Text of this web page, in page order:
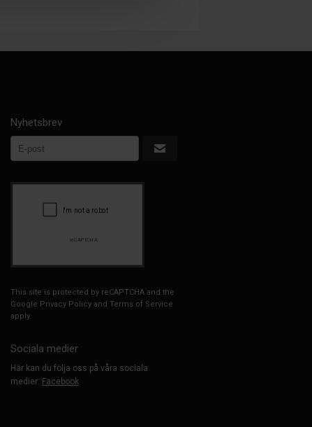
Nyhetsbrev
This site is protected by reCAPTCHA and the
Google Privacy Policyand Terms of Service
apply.
Sociala medier
Här kan du följa oss på våra sociala
medier: Facebook